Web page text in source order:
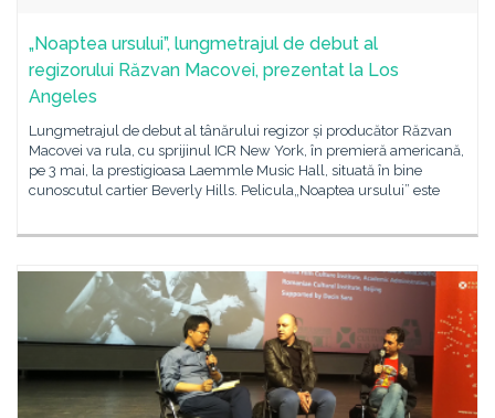
„Noaptea ursului”, lungmetrajul de debut al
regizorului Răzvan Macovei, prezentat la Los
Angeles
Lungmetrajul de debut al tânărului regizor și producător Răzvan
Macovei va rula, cu sprijinul ICR New York, în premieră americană,
pe 3 mai, la prestigioasa Laemmle Music Hall, situată în bine
cunoscutul cartier Beverly Hills. Pelicula„Noaptea ursului” este